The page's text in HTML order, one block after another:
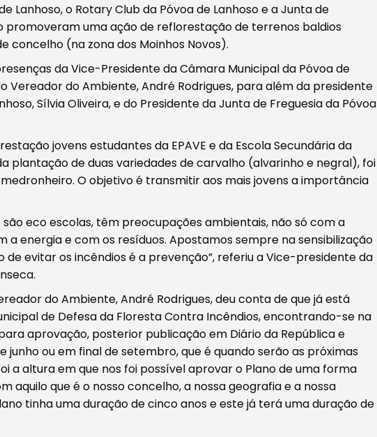
Lanhoso, o Rotary Club da Póvoa de Lanhoso e a Junta de
promoveram uma ação de reflorestação de terrenos baldios
concelho (na zona dos Moinhos Novos).
da Vice-Presidente da Câmara Municipal da Póvoa de
Vereador do Ambiente, André Rodrigues, para além da presidente
Sílvia Oliveira, e do Presidente da Junta de Freguesia da Póvoa
jovens estudantes da EPAVE e da Escola Secundária da
plantação de duas variedades de carvalho (alvarinho e negral), foi
O objetivo é transmitir aos mais jovens a importância
eco escolas, têm preocupações ambientais, não só com a
a energia e com os resíduos. Apostamos sempre na sensibilização
de evitar os incêndios é a prevenção”, referiu a Vice-presidente da
do Ambiente, André Rodrigues, deu conta de que já está
de Defesa da Floresta Contra Incêndios, encontrando-se na
aprovação, posterior publicação em Diário da República e
junho ou em final de setembro, que é quando serão as próximas
a altura em que nos foi possível aprovar o Plano de uma forma
aquilo que é o nosso concelho, a nossa geografia e a nossa
tinha uma duração de cinco anos e este já terá uma duração de